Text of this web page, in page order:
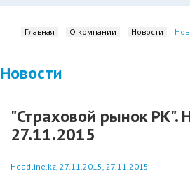
Главная О компании Новости
Новости
"Страховой рынок РК".
27.11.2015
Headline.kz, 27.11.2015, 27.11.2015